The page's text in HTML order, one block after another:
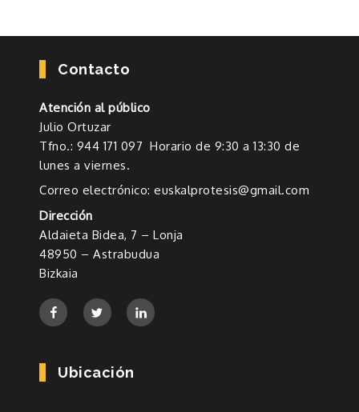
Contacto
Atención al público
Julio Ortuzar
Tfno.: 944 171 097 Horario de 9:30 a 13:30 de
lunes a viernes.
Correo electrónico: euskalprotesis@gmail.com
Dirección
Aldaieta Bidea, 7 – Lonja
48950 – Astrabudua
Bizkaia
Ubicación